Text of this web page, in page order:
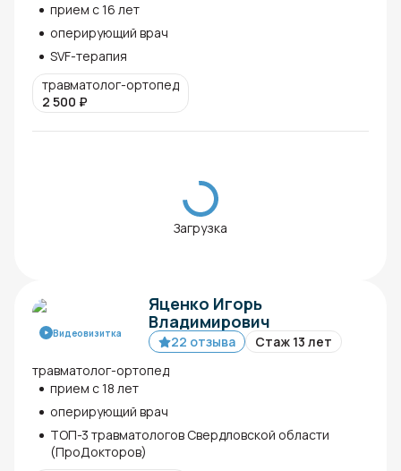
прием с 16 лет
оперирующий врач
SVF-терапия
травматолог-ортопед
2 500 ₽
Загрузка
Видеовизитка
Яценко Игорь
Владимирович
22 отзыва
Стаж 13 лет
травматолог-ортопед
прием с 18 лет
оперирующий врач
ТОП-3 травматологов Свердловской области
(ПроДокторов)